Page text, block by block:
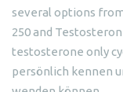
several options
250 and
testosterone only
persönlich kennen